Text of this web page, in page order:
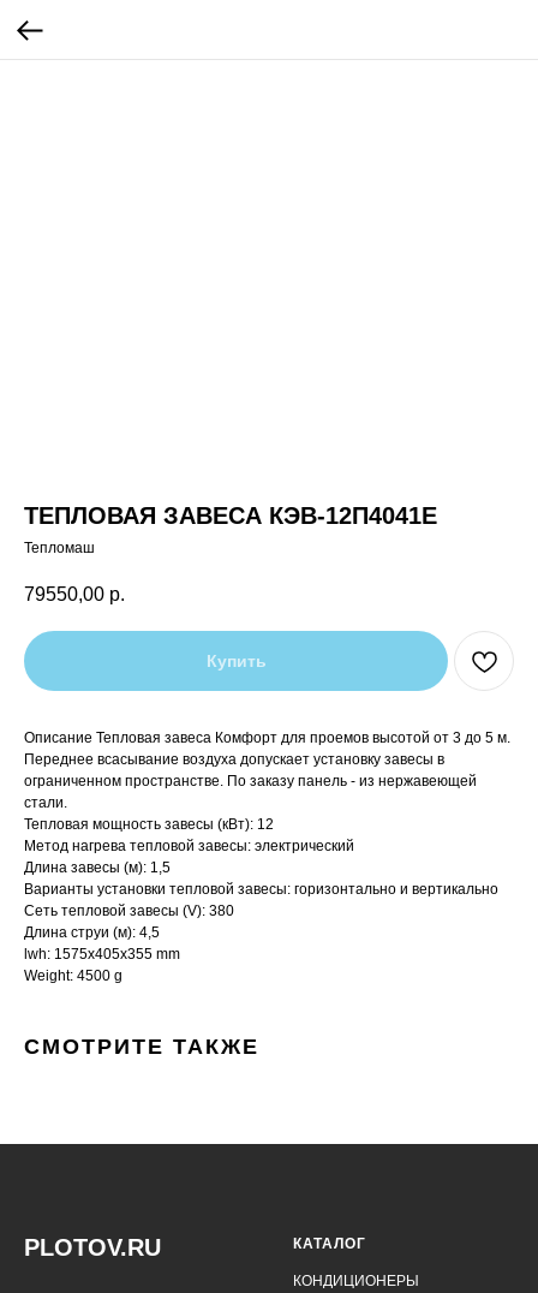
ТЕПЛОВАЯ ЗАВЕСА КЭВ-12П4041E
Тепломаш
79550,00 р.
Купить
Описание Тепловая завеса Комфорт для проемов высотой от 3 до 5 м.
Переднее всасывание воздуха допускает установку завесы в
ограниченном пространстве. По заказу панель - из нержавеющей
стали.
Тепловая мощность завесы (кВт): 12
Метод нагрева тепловой завесы: электрический
Длина завесы (м): 1,5
Варианты установки тепловой завесы: горизонтально и вертикально
Сеть тепловой завесы (V): 380
Длина струи (м): 4,5
lwh: 1575x405x355 mm
Weight: 4500 g
СМОТРИТЕ ТАКЖЕ
PLOTOV.RU КАТАЛОГ
КОНДИЦИОНЕРЫ